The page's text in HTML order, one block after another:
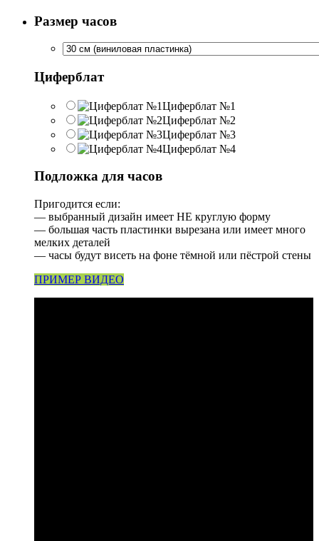
Размер часов
Циферблат
Циферблат №1
Циферблат №2
Циферблат №3
Циферблат №4
Подложка для часов
Пригодится если:
— выбранный дизайн имеет НЕ круглую форму
— большая часть пластинки вырезана или имеет много
мелких деталей
— часы будут висеть на фоне тёмной или пёстрой стены
ПРИМЕР ВИДЕО